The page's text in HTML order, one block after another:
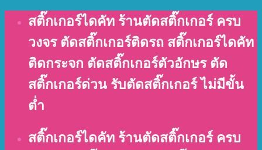
content
สติ๊กเกอร์ไดคัท ร้านตัดสติ๊กเกอร์ ครบ
วงจร ตัดสติ๊กเกอร์ติดรถ สติ๊กเกอร์ไดคัท
ติดกระจก ตัดสติ๊กเกอร์ตัวอักษร ตัด
สติ๊กเกอร์ด่วน รับตัดสติ๊กเกอร์ ไม่มีขั้น
ต่ำ
สติ๊กเกอร์ไดคัท ร้านตัดสติ๊กเกอร์ ครบ